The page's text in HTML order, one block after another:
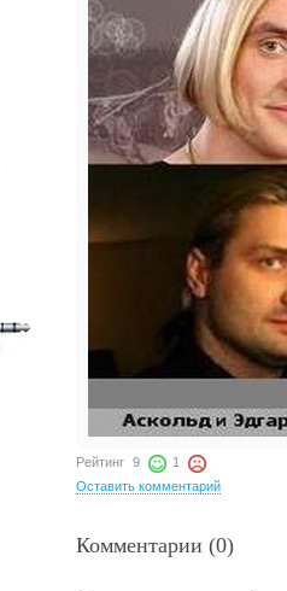
Рейтинг 9
1
Оставить комментарий
Комментарии (0)